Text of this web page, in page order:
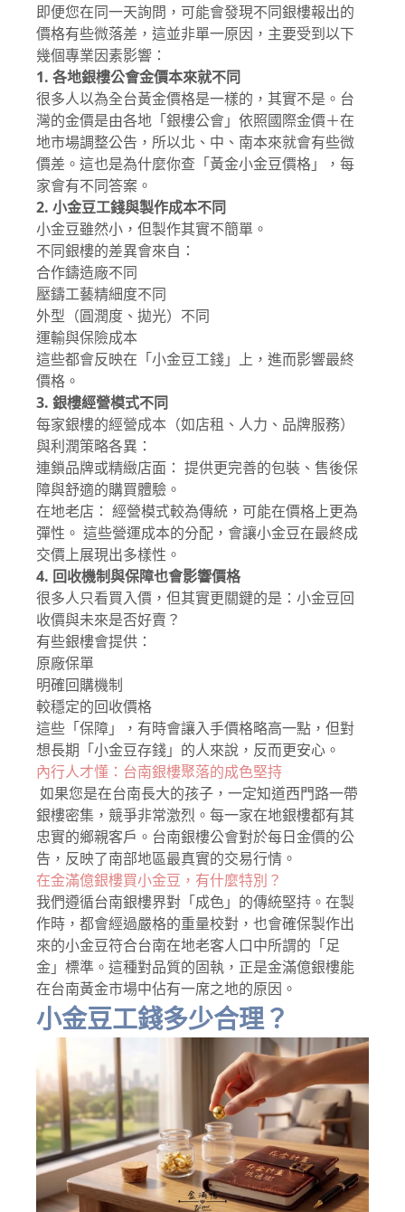
即便您在同一天詢問，可能會發現不同銀樓報出的
價格有些微落差，這並非單一原因，主要受到以下
幾個專業因素影響：
1. 各地銀樓公會金價本來就不同
很多人以為全台黃金價格是一樣的，其實不是。台
灣的金價是由各地「銀樓公會」依照國際金價＋在
地市場調整公告，所以北、中、南本來就會有些微
價差。這也是為什麼你查「黃金小金豆價格」，每
家會有不同答案。
2. 小金豆工錢與製作成本不同
小金豆雖然小，但製作其實不簡單。
不同銀樓的差異會來自：
合作鑄造廠不同
壓鑄工藝精細度不同
外型（圓潤度、拋光）不同
運輸與保險成本
這些都會反映在「小金豆工錢」上，進而影響最終
價格。
3. 銀樓經營模式不同
每家銀樓的經營成本（如店租、人力、品牌服務）
與利潤策略各異：
連鎖品牌或精緻店面： 提供更完善的包裝、售後保
障與舒適的購買體驗。
在地老店： 經營模式較為傳統，可能在價格上更為
彈性。 這些營運成本的分配，會讓小金豆在最終成
交價上展現出多樣性。
4. 回收機制與保障也會影響價格
很多人只看買入價，但其實更關鍵的是：小金豆回
收價與未來是否好賣？
有些銀樓會提供：
原廠保單
明確回購機制
較穩定的回收價格
這些「保障」，有時會讓入手價格略高一點，但對
想長期「小金豆存錢」的人來說，反而更安心。
內行人才懂：台南銀樓聚落的成色堅持
如果您是在台南長大的孩子，一定知道西門路一帶
銀樓密集，競爭非常激烈。每一家在地銀樓都有其
忠實的鄉親客戶。台南銀樓公會對於每日金價的公
告，反映了南部地區最真實的交易行情。
在金滿億銀樓買小金豆，有什麼特別？
我們遵循台南銀樓界對「成色」的傳統堅持。在製
作時，都會經過嚴格的重量校對，也會確保製作出
來的小金豆符合台南在地老客人口中所謂的「足
金」標準。這種對品質的固執，正是金滿億銀樓能
在台南黃金市場中佔有一席之地的原因。
小金豆工錢多少合理？